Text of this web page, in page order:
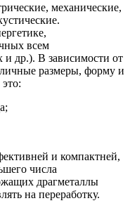
механические,
всем
др.). В зависимости от
размеры, форму и
и компактней,
числа
драгметаллы
на переработку.